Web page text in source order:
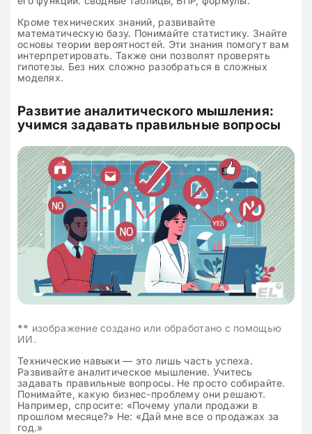
Кроме технических знаний, развивайте
математическую базу. Понимайте статистику. Знайте
основы теории вероятностей. Эти знания помогут вам
интерпретировать. Также они позволят проверять
гипотезы. Без них сложно разобраться в сложных
моделях.
Развитие аналитического мышления:
учимся задавать правильные вопросы
** изображение создано или обработано с помощью
ИИ.
Технические навыки — это лишь часть успеха.
Развивайте аналитическое мышление. Учитесь
задавать правильные вопросы. Не просто собирайте.
Понимайте, какую бизнес-проблему они решают.
Например, спросите: «Почему упали продажи в
прошлом месяце?» Не: «Дай мне все о продажах за
год.»